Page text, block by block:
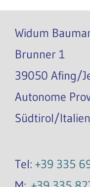
Widum
Brunner 1
39050 Afing/
Autonome
Südtirol/Italien
Tel: +39 335